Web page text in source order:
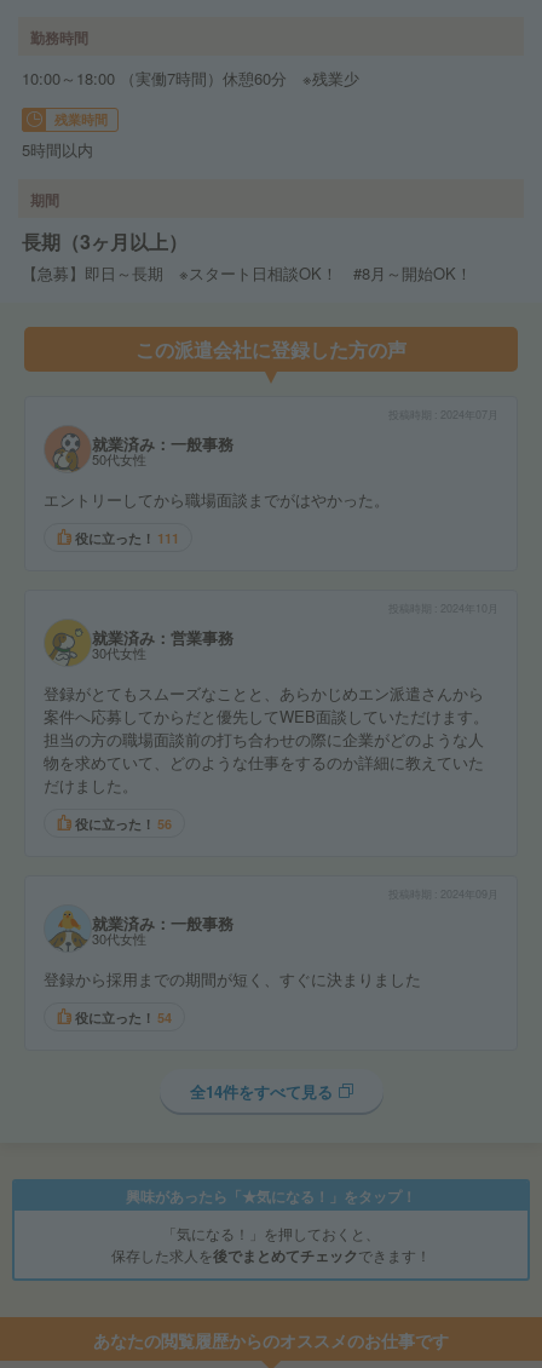
勤務時間
10:00～18:00 （実働7時間）休憩60分 ※残業少
残業時間
5時間以内
期間
長期（3ヶ月以上）
【急募】即日～長期 ※スタート日相談OK！ #8月～開始OK！
この派遣会社に登録した方の声
2024年07月
就業済み：一般事務
50代女性
エントリーしてから職場面談までがはやかった。
役に立った！ 111
2024年10月
就業済み：営業事務
30代女性
登録がとてもスムーズなことと、あらかじめエン派遣さんから
案件へ応募してからだと優先してWEB面談していただけます。
担当の方の職場面談前の打ち合わせの際に企業がどのような人
物を求めていて、どのような仕事をするのか詳細に教えていた
だけました。
役に立った！ 56
2024年09月
就業済み：一般事務
30代女性
登録から採用までの期間が短く、すぐに決まりました
役に立った！ 54
全14件をすべて見る
興味があったら「★気になる！」をタップ！
「気になる！」を押しておくと、
保存した求人を後でまとめてチェックできます！
あなたの閲覧履歴からのオススメのお仕事です